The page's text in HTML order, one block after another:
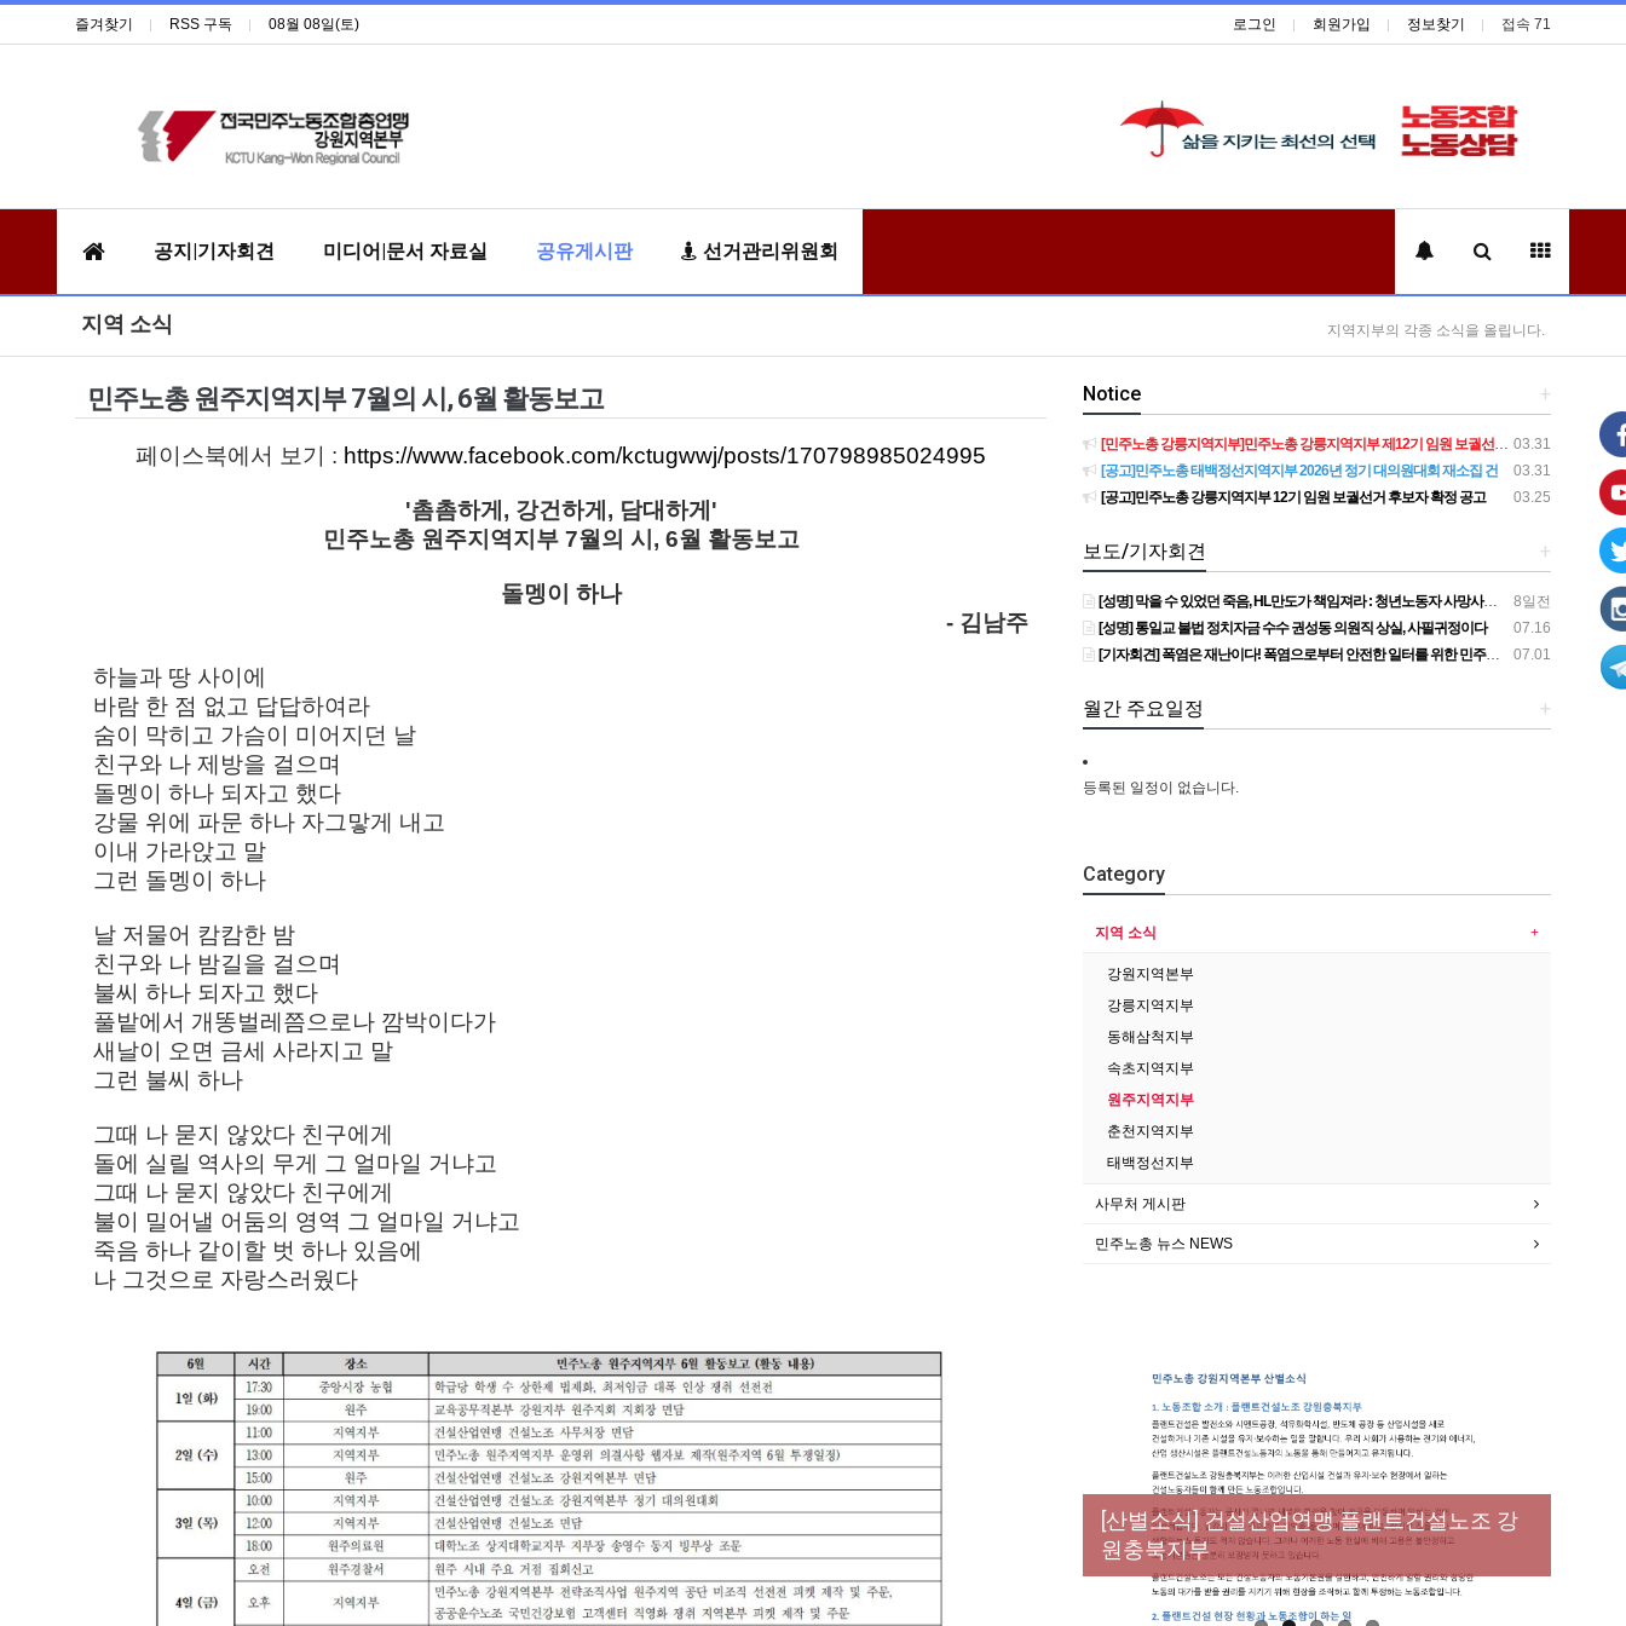
즐겨찾기 RSS 구독 08월 08일(토) 로그인 회원가입 정보찾기 접속 71
공지|기자회견 미디어|문서 자료실 공유게시판 선거관리위원회
지역 소식 지역지부의 각종 소식을 올립니다.
민주노총 원주지역지부 7월의 시, 6월 활동보고
페이스북에서 보기 : https://www.facebook.com/kctugwwj/posts/170798985024995
'촘촘하게, 강건하게, 담대하게'
민주노총 원주지역지부 7월의 시, 6월 활동보고
돌멩이 하나
- 김남주
하늘과 땅 사이에
바람 한 점 없고 답답하여라
숨이 막히고 가슴이 미어지던 날
친구와 나 제방을 걸으며
돌멩이 하나 되자고 했다
강물 위에 파문 하나 자그맣게 내고
이내 가라앉고 말
그런 돌멩이 하나
날 저물어 캄캄한 밤
친구와 나 밤길을 걸으며
불씨 하나 되자고 했다
풀밭에서 개똥벌레쯤으로나 깜박이다가
새날이 오면 금세 사라지고 말
그런 불씨 하나
그때 나 묻지 않았다 친구에게
돌에 실릴 역사의 무게 그 얼마일 거냐고
그때 나 묻지 않았다 친구에게
불이 밀어낼 어둠의 영역 그 얼마일 거냐고
죽음 하나 같이할 벗 하나 있음에
나 그것으로 자랑스러웠다
+
Notice
03.31
[민주노총 강릉지역지부]민주노총 강릉지역지부 제12기 임원 보궐선거결과 공고
03.31
[공고]민주노총 태백정선지역지부 2026년 정기 대의원대회 재소집 건
03.25
[공고]민주노총 강릉지역지부 12기 임원 보궐선거 후보자 확정 공고
+
보도/기자회견
8일전
[성명] 막을 수 있었던 죽음, HL만도가 책임져라 : 청년노동자 사망사고의 철저한 진상규명과 재발방지 대책 마련하라
07.16
[성명] 통일교 불법 정치자금 수수 권성동 의원직 상실, 사필귀정이다
07.01
[기자회견] 폭염은 재난이다! 폭염으로부터 안전한 일터를 위한 민주노총 강원지역본부 폭염감시단 선포 기자회견
+
월간 주요일정
등록된 일정이 없습니다.
Category
지역 소식
강원지역본부
강릉지역지부
동해삼척지부
속초지역지부
원주지역지부
춘천지역지부
태백정선지부
사무처 게시판
민주노총 뉴스 NEWS
[성명] 막을 수 있었던 죽음, HL만도가 책임져
라 : 청년노동자 사망사고의 철저한 진상규명
과 재발방지 대책 마련하라
[산별소식] 건설산업연맹 플랜트건설노조 강
원충북지부
[강릉,속초,원주,춘천] 폭염감시단 사업 이모저
모
[조합원☆인터뷰] 서비스연맹 전국학교비정
규직노동조합 강원지부 김유미 춘천지회장
[본부소식] 강원지역 노동자 합창단 모임